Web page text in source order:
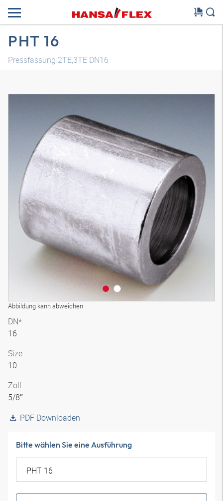
PHT 16
Pressfassung 2TE,3TE DN16
Abbildung kann abweichen
DN*
16
Size
10
Zoll
5/8″
PDF Downloaden
Bitte wählen Sie eine Ausführung